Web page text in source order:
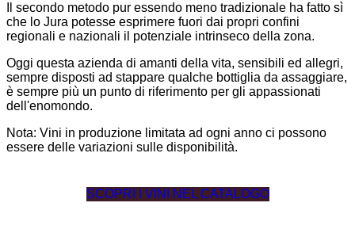
Il secondo metodo pur essendo meno tradizionale ha fatto sì
che lo Jura potesse esprimere fuori dai propri confini
regionali e nazionali il potenziale intrinseco della zona.
Oggi questa azienda di amanti della vita, sensibili ed allegri,
sempre disposti ad stappare qualche bottiglia da assaggiare,
è sempre più un punto di riferimento per gli appassionati
dell'enomondo.
Nota: Vini in produzione limitata ad ogni anno ci possono
essere delle variazioni sulle disponibilità.
SCOPRI I VINI NEL CATALOGO